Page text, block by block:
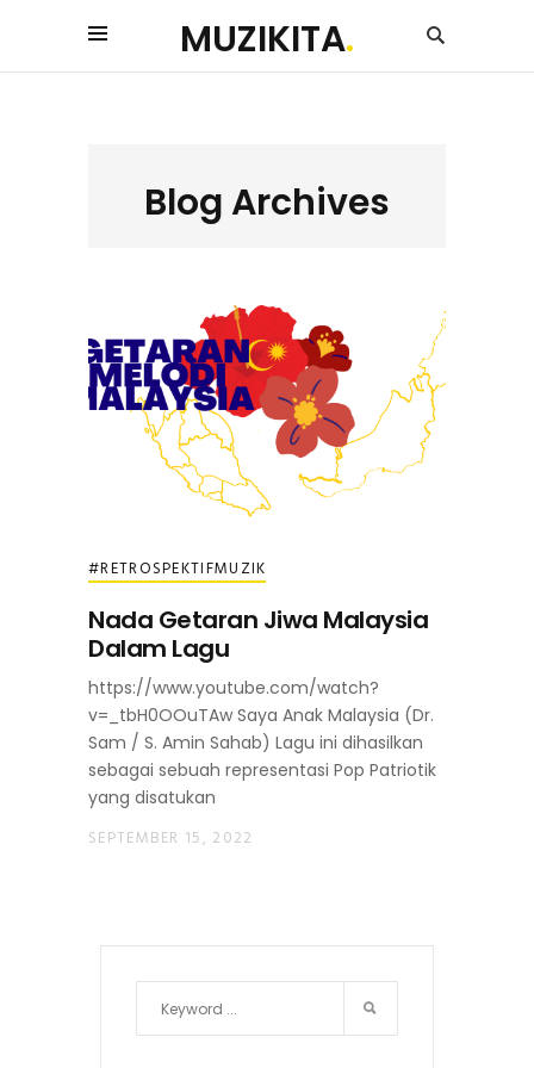
MUZIKITA.
Blog Archives
#RETROSPEKTIFMUZIK
Nada Getaran Jiwa Malaysia
Dalam Lagu
https://www.youtube.com/watch?
v=_tbH0OOuTAw Saya Anak Malaysia (Dr.
Sam / S. Amin Sahab) Lagu ini dihasilkan
sebagai sebuah representasi Pop Patriotik
yang disatukan
SEPTEMBER 15, 2022